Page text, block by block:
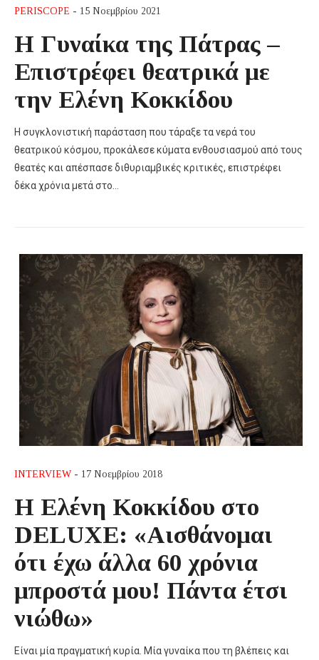
PERISCOPE - 15 Νοεμβρίου 2021
Η Γυναίκα της Πάτρας –
Επιστρέφει θεατρικά με
την Ελένη Κοκκίδου
Η συγκλονιστική παράσταση που τάραξε τα νερά του
θεατρικού κόσμου, προκάλεσε κύματα ενθουσιασμού από τους
θεατές και απέσπασε διθυριαμβικές κριτικές, επιστρέφει
δέκα χρόνια μετά στο…
INTERVIEW - 17 Νοεμβρίου 2018
Η Ελένη Κοκκίδου στο
DELUXE: «Αισθάνομαι
ότι έχω άλλα 60 χρόνια
μπροστά μου! Πάντα έτσι
νιώθω»
Είναι μία πραγματική κυρία. Μία γυναίκα που τη βλέπεις και